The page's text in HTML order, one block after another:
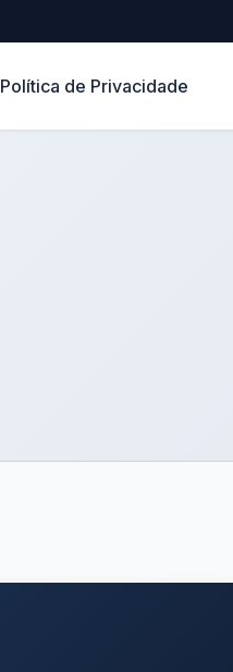
Política de Privacidade